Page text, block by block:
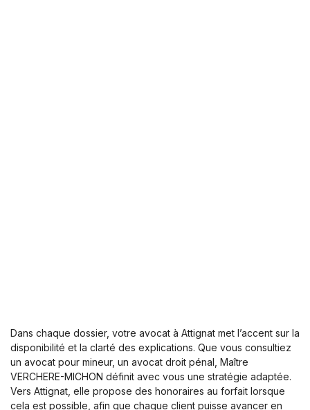
Dans chaque dossier, votre avocat à Attignat met l’accent sur la
disponibilité et la clarté des explications. Que vous consultiez
un avocat pour mineur, un avocat droit pénal, Maître
VERCHERE-MICHON définit avec vous une stratégie adaptée.
Vers Attignat, elle propose des honoraires au forfait lorsque
cela est possible, afin que chaque client puisse avancer en